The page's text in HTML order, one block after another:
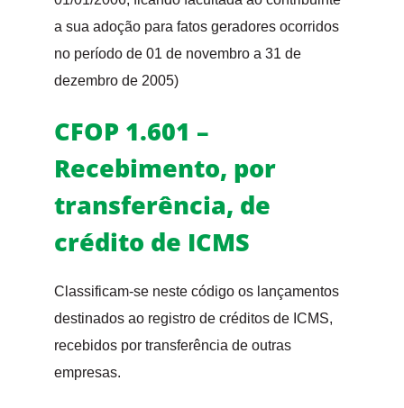
a sua adoção para fatos geradores ocorridos
no período de 01 de novembro a 31 de
dezembro de 2005)
CFOP 1.601 –
Recebimento, por
transferência, de
crédito de ICMS
Classificam-se neste código os lançamentos
destinados ao registro de créditos de ICMS,
recebidos por transferência de outras
empresas.